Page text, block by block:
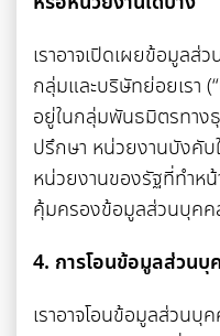
เราอาจเปิดเผยข้อมูลส่
กลุ่มและบริษัทย่อยเรา
อยู่ในกลุ่มพันธมิตรทาง
ปรึกษา หน่วยงานบังคับ
หน่วยงานของรัฐที่ทำห
คุ้มครองข้อมูลส่วนบุคค
4. การโอนข้อมูลส่วนบุ
เราอาจโอนข้อมูลส่วนบุ